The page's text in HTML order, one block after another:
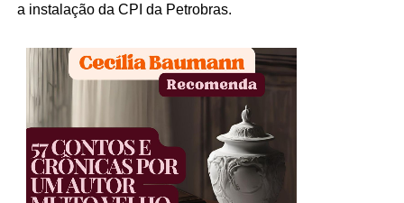
a instalação da CPI da Petrobras.